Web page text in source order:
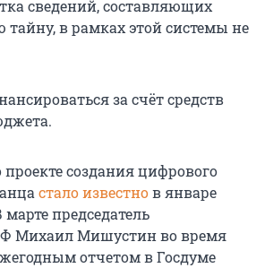
сведений, составляющих
тайну, в рамках этой системы не
за счёт средств
создания цифрового
стало известнов январе
председатель
Михаил Мишустин во время
отчетом в Госдуме